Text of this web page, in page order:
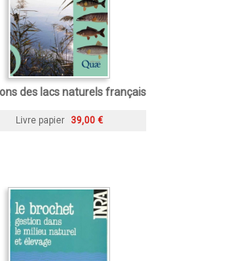
des lacs naturels français
Livre papier 39,00 €